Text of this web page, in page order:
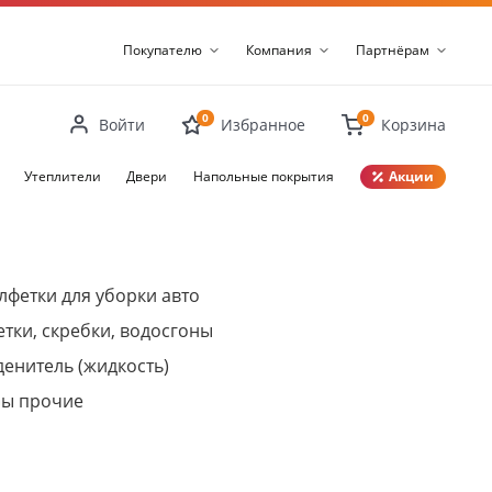
Покупателю Компания Партнёрам
Войти 0 Избранное 0 Корзина
Утеплители Двери Напольные покрытия Акции
для уборки авто
скребки, водосгоны
(жидкость)
прочие